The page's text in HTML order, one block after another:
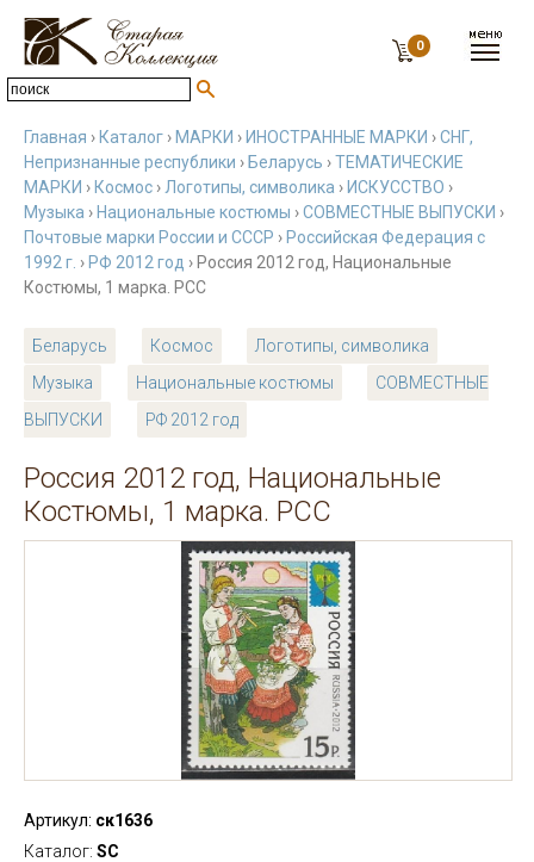
0
Главная › Каталог › МАРКИ › ИНОСТРАННЫЕ МАРКИ ›СНГ,
Непризнанные республики › Беларусь ›ТЕМАТИЧЕСКИЕ
МАРКИ › Космос › Логотипы, символика › ИСКУССТВО ›
Музыка › Национальные костюмы ›СОВМЕСТНЫЕ ВЫПУСКИ ›
Почтовые марки России и СССР › Российская Федерация с
1992 г. › РФ 2012 год › Россия 2012 год, Национальные
Костюмы, 1 марка. РСС
Беларусь Космос
Логотипы, символика
Музыка
Национальные костюмы
СОВМЕСТНЫЕ
ВЫПУСКИ
РФ 2012 год
Россия 2012 год, Национальные
Костюмы, 1 марка. РСС
Артикул: ск1636
Каталог: SC